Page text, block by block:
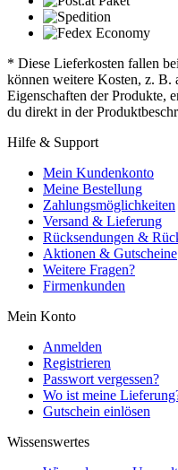
* Diese Lieferkosten fallen
können weitere Kosten, z. B.
Eigenschaften der Produkte,
du direkt in der
Hilfe & Support
Mein Kundenkonto
Meine Bestellung
Zahlungsmöglichkeiten
Versand & Lieferung
Rücksendungen &
Aktionen & Gutscheine
Weitere Fragen?
Firmenkunden
Mein Konto
Anmelden
Registrieren
Passwort vergessen?
Wo ist meine
Gutschein einlösen
Wissenswertes